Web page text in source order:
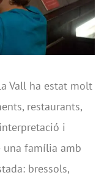
Vall ha estat molt
restaurants,
i
una família amb
bressols,